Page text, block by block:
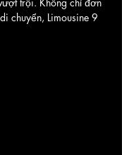
chuyển, Limousine 9